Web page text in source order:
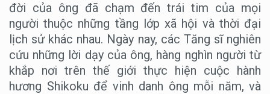
đời của ông đã chạm đến trái tim của mọi
người thuộc những tầng lớp xã hội và thời đại
lịch sử khác nhau. Ngày nay, các Tăng sĩ nghiên
cứu những lời dạy của ông, hàng nghìn người từ
khắp nơi trên thế giới thực hiện cuộc hành
hương Shikoku để vinh danh ông mỗi năm, và